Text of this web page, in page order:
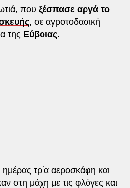
που ξέσπασε αργά το
, σε αγροτοδασική
της Εύβοιας.
τρία αεροσκάφη και
στη μάχη με τις φλόγες και